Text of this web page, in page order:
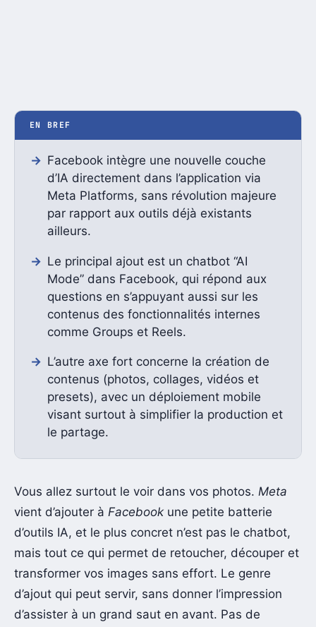
EN BREF
Facebook intègre une nouvelle couche
d’IA directement dans l’application via
Meta Platforms, sans révolution majeure
par rapport aux outils déjà existants
ailleurs.
Le principal ajout est un chatbot “AI
Mode” dans Facebook, qui répond aux
questions en s’appuyant aussi sur les
contenus des fonctionnalités internes
comme Groups et Reels.
L’autre axe fort concerne la création de
contenus (photos, collages, vidéos et
presets), avec un déploiement mobile
visant surtout à simplifier la production et
le partage.
Vous allez surtout le voir dans vos photos. Meta
vient d’ajouter à Facebook une petite batterie
d’outils IA, et le plus concret n’est pas le chatbot,
mais tout ce qui permet de retoucher, découper et
transformer vos images sans effort. Le genre
d’ajout qui peut servir, sans donner l’impression
d’assister à un grand saut en avant. Pas de